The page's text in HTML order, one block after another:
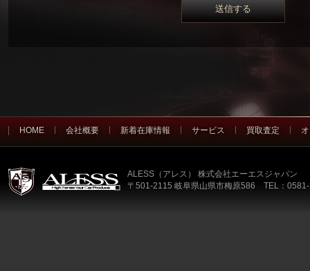
HOME 会社概要 新着在庫情報 サービス 買取査定
ALESS（アレス） 株式会社エーエスジャパン
〒501-2115 岐阜県山県市梅原586 TEL：